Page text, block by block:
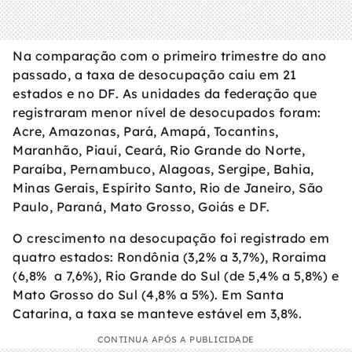
Na comparação com o primeiro trimestre do ano
passado, a taxa de desocupação caiu em 21
estados e no DF. As unidades da federação que
registraram menor nível de desocupados foram:
Acre, Amazonas, Pará, Amapá, Tocantins,
Maranhão, Piauí, Ceará, Rio Grande do Norte,
Paraíba, Pernambuco, Alagoas, Sergipe, Bahia,
Minas Gerais, Espírito Santo, Rio de Janeiro, São
Paulo, Paraná, Mato Grosso, Goiás e DF.
O crescimento na desocupação foi registrado em
quatro estados: Rondônia (3,2% a 3,7%), Roraima
(6,8% a 7,6%), Rio Grande do Sul (de 5,4% a 5,8%) e
Mato Grosso do Sul (4,8% a 5%). Em Santa
Catarina, a taxa se manteve estável em 3,8%.
CONTINUA APÓS A PUBLICIDADE